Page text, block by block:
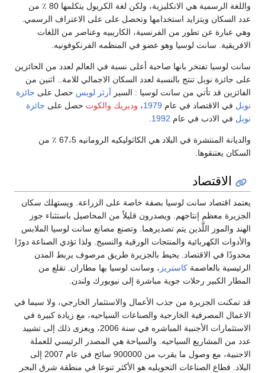
واللغة الرسمية هي الانكليزية، ولكن لغة الكريول يتكلمها 80 ٪ من
عدد السكان ويتزايد استخدامها وتحصل على على الاعتراف الرسمي.
وهي عبارة عن تطور من الفرنسية، الكاريبيه وعناصر من اللغات
الافريقية. سانت لوسيا وهو عضو في المنظمه الفرنكوفونيه.
سانت لوسيا تفتخر بانها صاحبة أعلى نسبة في العالم لعدد من الحائزين
على جائزة نوبل تنتج بالنسبة لعدد السكان الاجمالي للامة.. اثنين من
الفائزين قد تأتي من سانت لوسيا : السير آرثر لويس حصل على جائزة
نوبل في الاقتصاد في عام 1979، وديريك والكوت حصل على جائزة
نوبل في الادب في عام 1992
والديانة المنتشرة في البلاد هي الكاثوليكيه الرومانيه 67،5 ٪ من
السكان يعتنقوها.
الاقتصاد
يعتمد اقتصاد سانت لوسيا بصفة خاصة على الزراعة. ويستهلك سكان
الجزيرة معظم إنتاجهم. ويصدرون قليلاً من المحاصيل باستثناء جوز
الهند والموز اللَّذين يتم تصديرهما. وتصنع مصانع سانت لوسيا الملابس
والأدوات الكهربائية والمنتجات الورقية والنسيج. ولذا تؤدي الصناعة دورًا
محدودًا في الاقتصاد. يحيط بالجزيرة طريق مرصوف يربط المدن
الرئيسية بالعاصمة كاستريز ، وسانت لوسيا بها مطاران. تقلع من
المطار الكبير رحلات جوية مباشرة إلى نيويورك ولندن.
قد تمكنت الجزيرة من جذب الأعمال والاستثمار الخارجي، ولا سيما في
الاعمال المصرفية الخارجية والصناعات السياحيه، مع زيادة كبيرة في
الاستثمارات الأجنبية المباشره في سنة 2006، ويعزى ذلك إلى تشييد
عدد من المشاريع السياحيه. والسياحة هي المصدر الرئيسي للعملة
الاجنبية، مع وصول ما يقرب من 900000 سائح في عام 2007 إلى
البلاد. قطاع الصناعات التحويليه هو الأكثر تنوعا في منطقة شرق البحر